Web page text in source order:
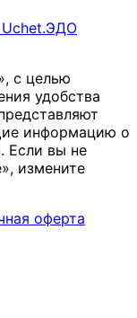
Uchet.ЭДО
с целью
удобства
информацию о
Если вы не
измените
оферта